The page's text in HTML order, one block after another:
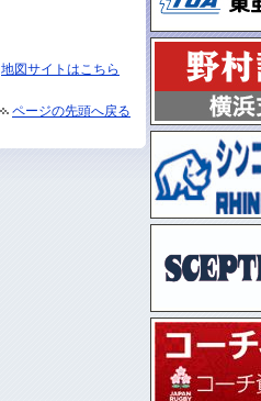
地図サイトはこちら
ページの先頭へ戻る